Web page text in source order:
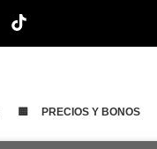
🟨 PRECIOS Y BONOS